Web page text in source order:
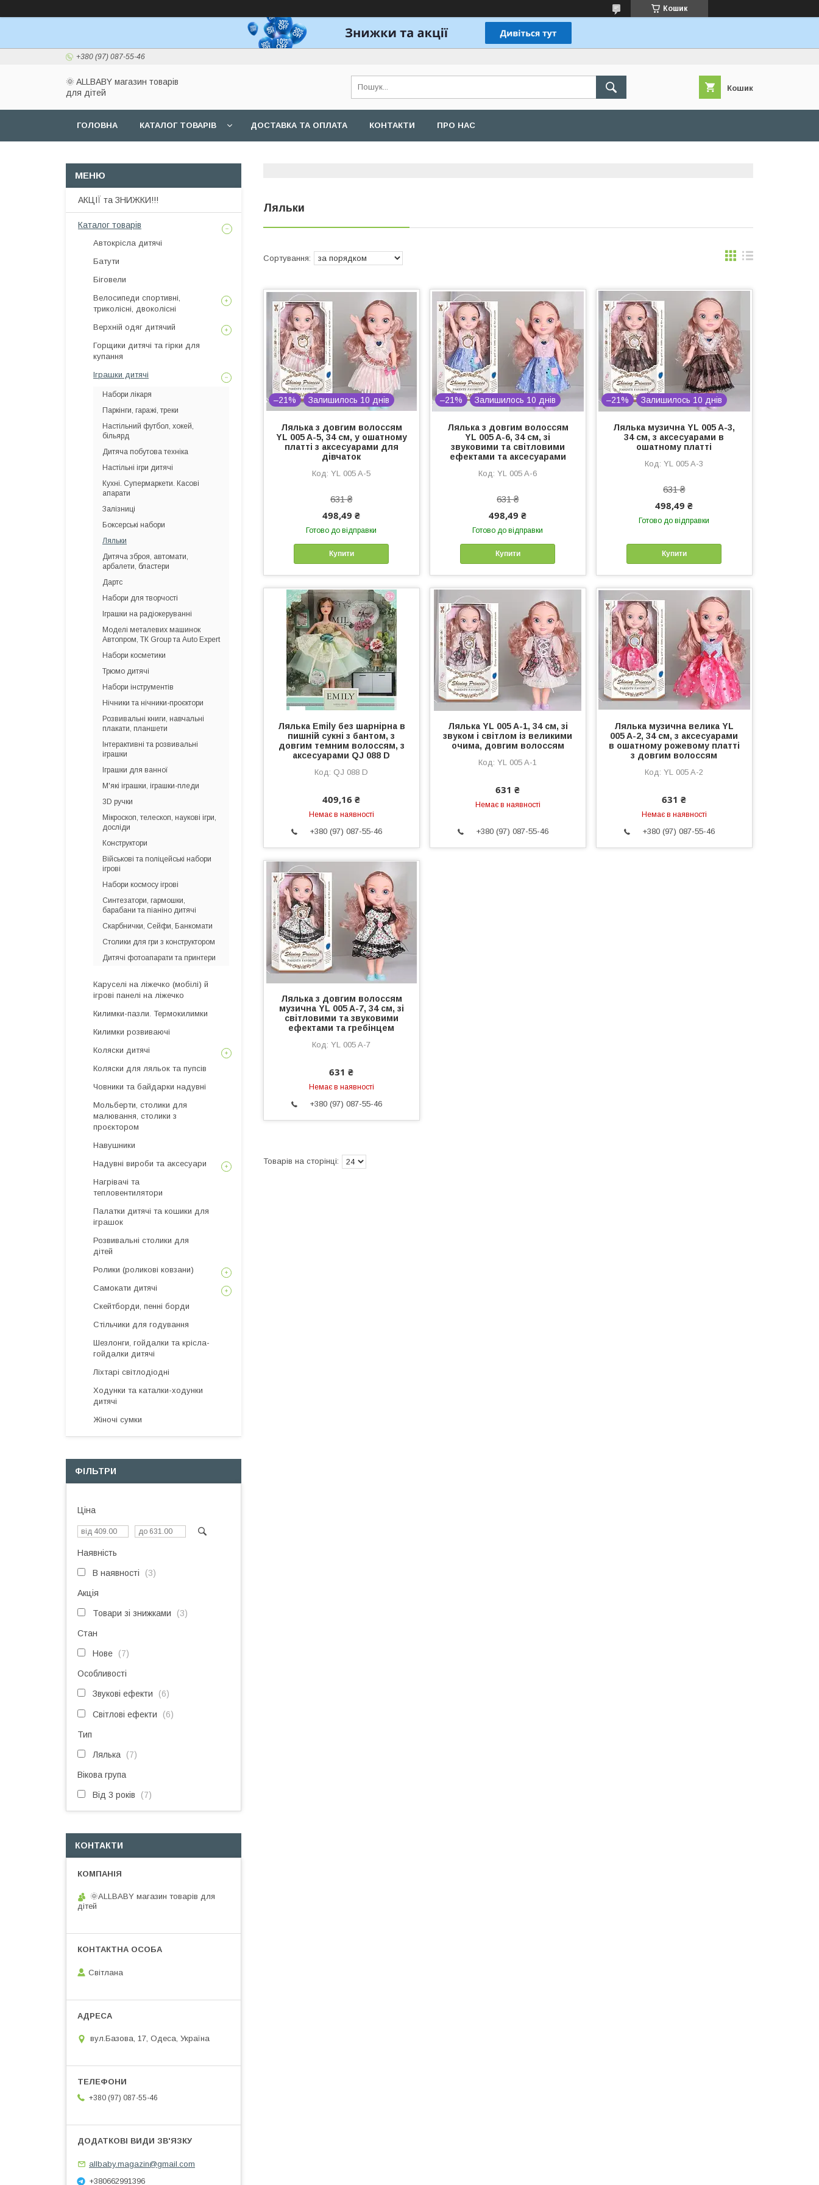
Кошик
+380 (97) 087-55-46
🌞 ALLBABY магазин товарів
для дітей
Кошик
ГОЛОВНА КАТАЛОГ ТОВАРІВ ДОСТАВКА ТА ОПЛАТА КОНТАКТИ ПРО НАС
Ляльки
–21% Залишилось 10 днів
Лялька з довгим волоссям
YL 005 A-5, 34 см, у ошатному
платті з аксесуарами для
дівчаток
YL 005 A-5
631 ₴
498,49 ₴
Готово до відправки
Купити
–21% Залишилось 10 днів
Лялька з довгим волоссям
YL 005 A-6, 34 см, зі
звуковими та світловими
ефектами та аксесуарами
YL 005 A-6
631 ₴
498,49 ₴
Готово до відправки
Купити
–21% Залишилось 10 днів
Лялька музична YL 005 A-3,
34 см, з аксесуарами в
ошатному платті
YL 005 A-3
631 ₴
498,49 ₴
Готово до відправки
Купити
Лялька Emily без шарнірна в
пишній сукні з бантом, з
довгим темним волоссям, з
аксесуарами QJ 088 D
QJ 088 D
409,16 ₴
Немає в наявності
+380 (97) 087-55-46
Лялька YL 005 A-1, 34 см, зі
звуком і світлом із великими
очима, довгим волоссям
YL 005 A-1
631 ₴
Немає в наявності
+380 (97) 087-55-46
Лялька музична велика YL
005 A-2, 34 см, з аксесуарами
в ошатному рожевому платті
з довгим волоссям
YL 005 A-2
631 ₴
Немає в наявності
+380 (97) 087-55-46
Лялька з довгим волоссям
музична YL 005 A-7, 34 см, зі
світловими та звуковими
ефектами та гребінцем
YL 005 A-7
631 ₴
Немає в наявності
+380 (97) 087-55-46
АКЦІЇ та ЗНИЖКИ!!!
Каталог товарів
Автокрісла дитячі
Батути
Біговели
Велосипеди спортивні,
триколісні, двоколісні
Верхній одяг дитячий
Горщики дитячі та гірки для
купання
Іграшки дитячі
Набори лікаря
Паркінги, гаражі, треки
Настільний футбол, хокей,
більярд
Дитяча побутова техніка
Настільні ігри дитячі
Кухні. Супермаркети. Касові
апарати
Залізниці
Боксерські набори
Ляльки
Дитяча зброя, автомати,
арбалети, бластери
Дартс
Набори для творчості
Іграшки на радіокеруванні
Моделі металевих машинок
Автопром, ТК Group та Auto Expert
Набори косметики
Трюмо дитячі
Набори інструментів
Нічники та нічники-проєктори
Розвивальні книги, навчальні
плакати, планшети
Інтерактивні та розвивальні
іграшки
Іграшки для ванної
М'які іграшки, іграшки-пледи
3D ручки
Мікроскоп, телескоп, наукові ігри,
досліди
Конструктори
Військові та поліцейські набори
ігрові
Набори космосу ігрові
Синтезатори, гармошки,
барабани та піаніно дитячі
Скарбнички, Сейфи, Банкомати
Столики для гри з конструктором
Дитячі фотоапарати та принтери
Каруселі на ліжечко (мобілі) й
ігрові панелі на ліжечко
Килимки-пазли. Термокилимки
Килимки розвиваючі
Коляски дитячі
Коляски для ляльок та пупсів
Човники та байдарки надувні
Мольберти, столики для
малювання, столики з
проєктором
Навушники
Надувні вироби та аксесуари
Нагрівачі та
тепловентилятори
Палатки дитячі та кошики для
іграшок
Розвивальні столики для
дітей
Ролики (роликові ковзани)
Самокати дитячі
Скейтборди, пенні борди
Стільчики для годування
Шезлонги, гойдалки та крісла-
гойдалки дитячі
Ліхтарі світлодіодні
Ходунки та каталки-ходунки
дитячі
Жіночі сумки
ФІЛЬТРИ
Ціна
Наявність
В наявності 3
Акція
Товари зі знижками 3
Стан
Нове 7
Особливості
Звукові ефекти 6
Світлові ефекти 6
Тип
Лялька 7
Вікова група
Від 3 років 7
КОНТАКТИ
🌞ALLBABY магазин товарів для
дітей
Світлана
вул.Базова, 17, Одеса, Україна
+380 (97) 087-55-46
allbaby.magazin@gmail.com
+380662991396